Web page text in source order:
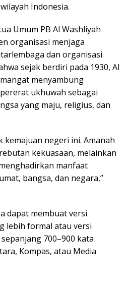
Indonesia.
Umum PB Al Washliyah
organisasi menjaga
dan organisasi
sejak berdiri pada 1930, Al
menyambung
ukhuwah sebagai
yang maju, religius, dan
negeri ini. Amanah
kekuasaan, melainkan
manfaat
bangsa, dan negara,”
dapat membuat versi
lebih formal atau versi
700–900 kata
Kompas, atau Media